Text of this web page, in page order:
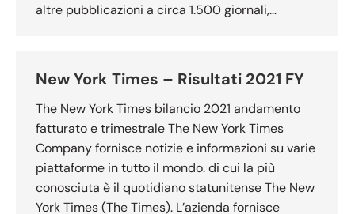
altre pubblicazioni a circa 1.500 giornali,…
New York Times – Risultati 2021 FY
The New York Times bilancio 2021 andamento
fatturato e trimestrale The New York Times
Company fornisce notizie e informazioni su varie
piattaforme in tutto il mondo. di cui la più
conosciuta è il quotidiano statunitense The New
York Times (The Times). L’azienda fornisce